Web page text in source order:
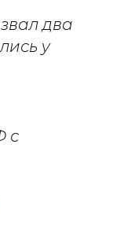
два
у
с